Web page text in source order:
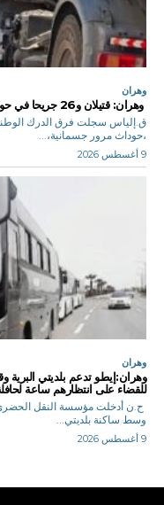
وهران
وهران: قتيلان و26 جريحا في حوادث المرور منذ بداية أوت
ق.إلياس سجلت فرق الدرك
،حوداث مرور جسمانية،...
9 أغسطس 2026
وهران
وهران:إيطو تدعم بلديتي
للقضاء على انتظارهم ساعة
ح.ن أدخلت مؤسسة النقل
وسط ساكنة بلديتي...
9 أغسطس 2026